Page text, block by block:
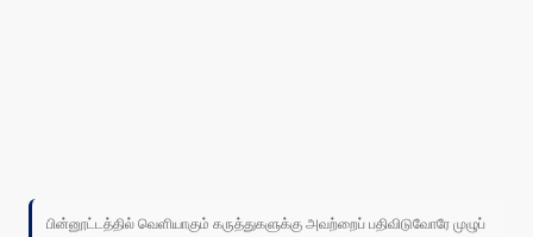
பின்னூட்டத்தில் வெளியாகும் கருத்துகளுக்கு அவற்றைப் பதிவிடுவோரே முழுப்